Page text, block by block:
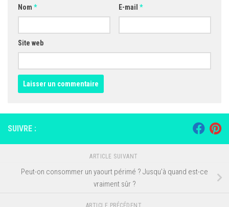
Nom * E-mail *
Site web
SUIVRE :
ARTICLE SUIVANT
Peut-on consommer un yaourt périmé ? Jusqu’à quand est-ce
vraiment sûr ?
ARTICLE PRÉCÉDENT